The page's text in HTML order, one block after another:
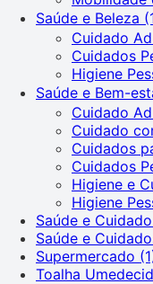
Saúde e Beleza
Cuidado
Cuidados
Higiene
Saúde e Bem-
Cuidado
Cuidado
Cuidados
Cuidados
Higiene e
Higiene
Saúde e
Saúde e
Supermercado
Toalha